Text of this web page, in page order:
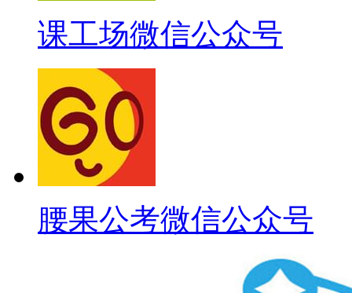
课工场微信公众号
腰果公考微信公众号